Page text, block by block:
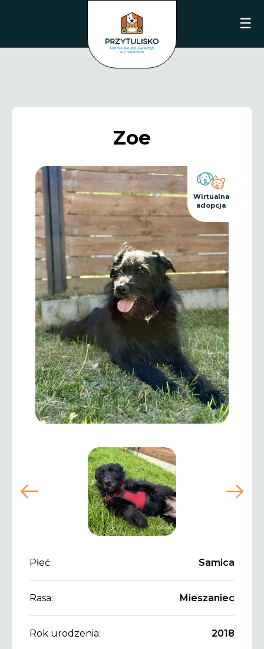
☰
Zoe
Wirtualna
adopcja
Płeć: Samica
Rasa: Mieszaniec
Rok urodzenia: 2018